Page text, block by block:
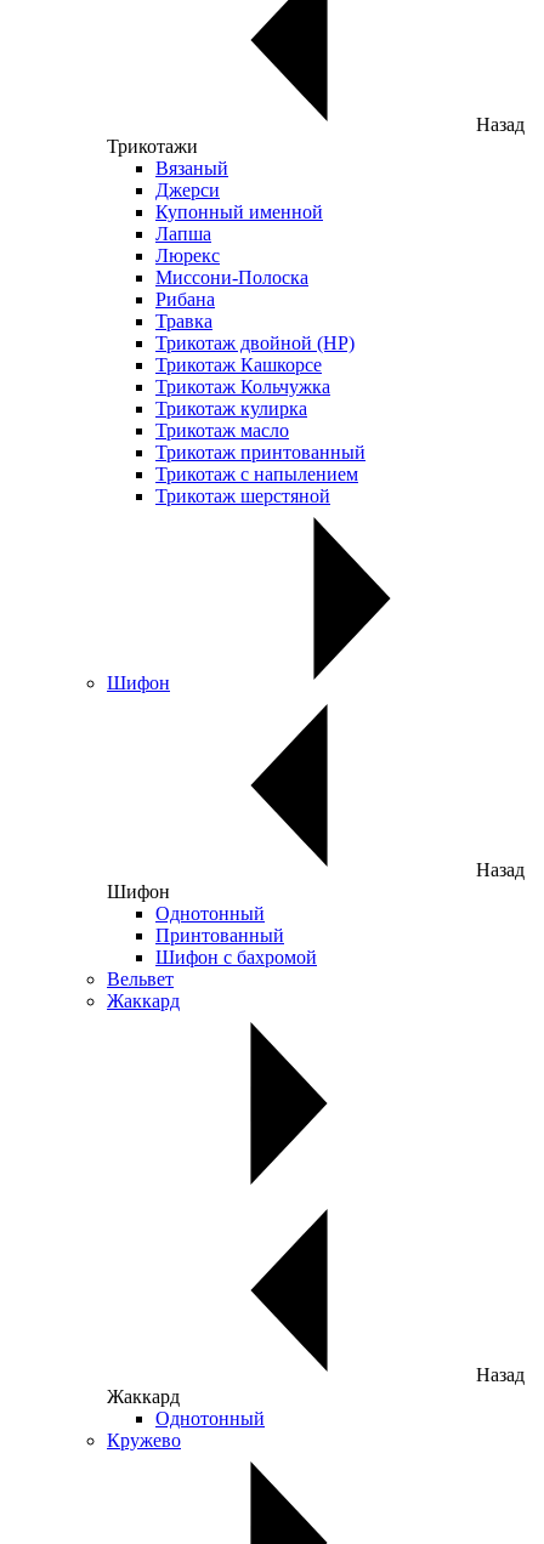
Назад
Трикотажи
Вязаный
Джерси
Купонный именной
Лапша
Люрекс
Миссони-Полоска
Рибана
Травка
Трикотаж двойной (НР)
Трикотаж Кашкорсе
Трикотаж Кольчужка
Трикотаж кулирка
Трикотаж масло
Трикотаж принтованный
Трикотаж с напылением
Трикотаж шерстяной
Шифон
Назад
Шифон
Однотонный
Принтованный
Шифон с бахромой
Вельвет
Жаккард
Назад
Жаккард
Однотонный
Кружево